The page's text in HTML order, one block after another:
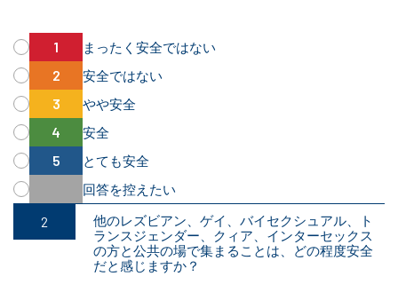
まったく安全ではない
安全ではない
やや安全
安全
とても安全
回答を控えたい
他のレズビアン、ゲイ、バイセクシュアル、ト
ランスジェンダー、クィア、インターセックス
の方と公共の場で集まることは、どの程度安全
だと感じますか？